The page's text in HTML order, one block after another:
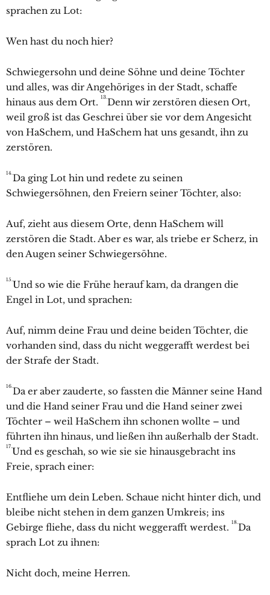
sprachen zu Lot:
Wen hast du noch hier?
Schwiegersohn und deine Söhne und deine Töchter
und alles, was dir Angehöriges in der Stadt, schaffe
hinaus aus dem Ort. 13.Denn wir zerstören diesen Ort,
weil groß ist das Geschrei über sie vor dem Angesicht
von HaSchem, und HaSchem hat uns gesandt, ihn zu
zerstören.
14.Da ging Lot hin und redete zu seinen
Schwiegersöhnen, den Freiern seiner Töchter, also:
Auf, zieht aus diesem Orte, denn HaSchem will
zerstören die Stadt. Aber es war, als triebe er Scherz, in
den Augen seiner Schwiegersöhne.
15.Und so wie die Frühe herauf kam, da drangen die
Engel in Lot, und sprachen:
Auf, nimm deine Frau und deine beiden Töchter, die
vorhanden sind, dass du nicht weggerafft werdest bei
der Strafe der Stadt.
16.Da er aber zauderte, so fassten die Männer seine Hand
und die Hand seiner Frau und die Hand seiner zwei
Töchter – weil HaSchem ihn schonen wollte – und
führten ihn hinaus, und ließen ihn außerhalb der Stadt.
17.Und es geschah, so wie sie sie hinausgebracht ins
Freie, sprach einer:
Entfliehe um dein Leben. Schaue nicht hinter dich, und
bleibe nicht stehen in dem ganzen Umkreis; ins
Gebirge fliehe, dass du nicht weggerafft werdest. 18.Da
sprach Lot zu ihnen:
Nicht doch, meine Herren.